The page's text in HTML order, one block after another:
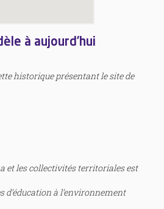
à aujourd’hui
historique présentant le site de
et les collectivités territoriales est
d’éducation à l’environnement